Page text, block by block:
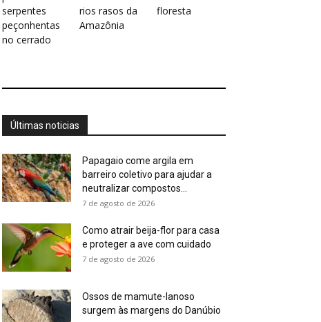
serpentes
peçonhentas
no cerrado
rios rasos da
Amazônia
floresta
Últimas noticias
Papagaio come argila em
barreiro coletivo para ajudar a
neutralizar compostos...
7 de agosto de 2026
Como atrair beija-flor para casa
e proteger a ave com cuidado
7 de agosto de 2026
Ossos de mamute-lanoso
surgem às margens do Danúbio